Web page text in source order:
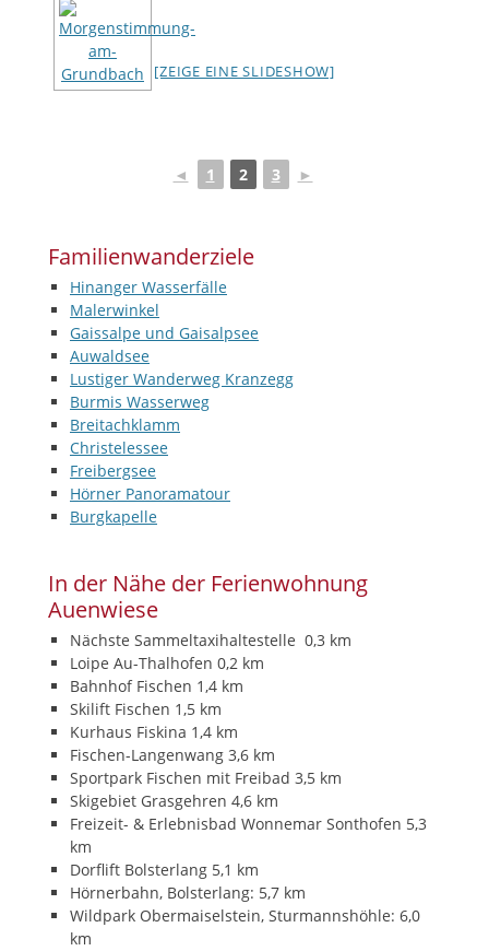
[ZEIGE EINE SLIDESHOW]
◄ 1 2 3 ►
Familienwanderziele
Hinanger Wasserfälle
Malerwinkel
Gaissalpe und Gaisalpsee
Auwaldsee
Lustiger Wanderweg Kranzegg
Burmis Wasserweg
Breitachklamm
Christelessee
Freibergsee
Hörner Panoramatour
Burgkapelle
In der Nähe der Ferienwohnung
Auenwiese
Nächste Sammeltaxihaltestelle 0,3 km
Loipe Au-Thalhofen 0,2 km
Bahnhof Fischen 1,4 km
Skilift Fischen 1,5 km
Kurhaus Fiskina 1,4 km
Fischen-Langenwang 3,6 km
Sportpark Fischen mit Freibad 3,5 km
Skigebiet Grasgehren 4,6 km
Freizeit- & Erlebnisbad Wonnemar Sonthofen 5,3
km
Dorflift Bolsterlang 5,1 km
Hörnerbahn, Bolsterlang: 5,7 km
Wildpark Obermaiselstein, Sturmannshöhle: 6,0
km